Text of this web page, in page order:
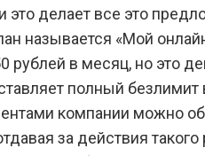
это делает все это
называется «Мой
рублей в месяц, но это
полный безлимит
компании можно
за действия